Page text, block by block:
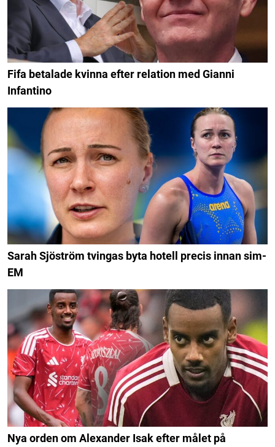
Fifa betalade kvinna efter relation med Gianni
Infantino
Sarah Sjöström tvingas byta hotell precis innan sim-
EM
Nya orden om Alexander Isak efter målet på